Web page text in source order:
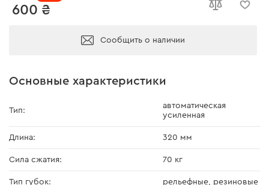
600 ₴
Сообщить о наличии
Основные характеристики
Тип:
автоматическая
усиленная
Длина: 320 мм
Сила сжатия: 70 кг
Тип губок: рельефные, резиновые